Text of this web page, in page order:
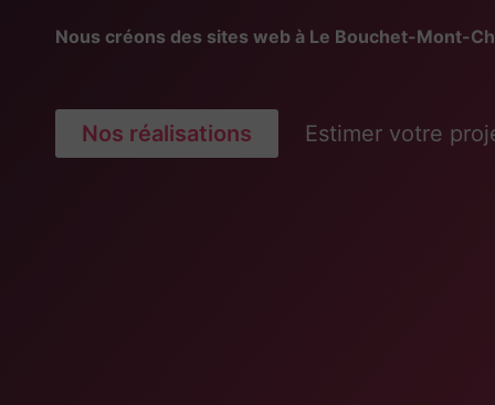
Nous créons des sites web à Le Bouchet-Mont-
Nos réalisations Estimer votre